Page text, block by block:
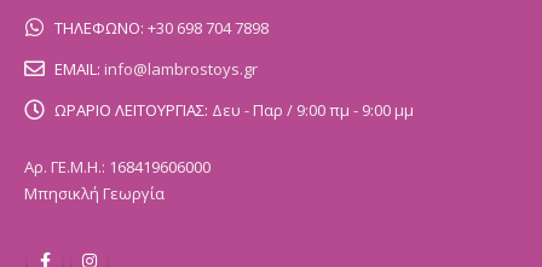
ΤΗΛΕΦΩΝΟ: +30 698 704 7898
EMAIL: info@lambrostoys.gr
ΩΡΑΡΙΟ ΛΕΙΤΟΥΡΓΙΑΣ: Δευ - Παρ / 9:00 πμ - 9:00 μμ
Αρ. ΓΕ.Μ.Η.: 168419606000
Μπησικλή Γεωργία